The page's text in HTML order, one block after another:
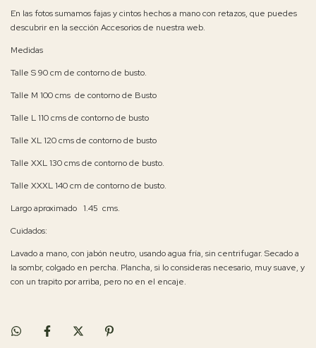
En las fotos sumamos fajas y cintos hechos a mano con retazos, que puedes
descubrir en la sección Accesorios de nuestra web.
Medidas
Talle S 90 cm de contorno de busto.
Talle M 100 cms de contorno de Busto
Talle L 110 cms de contorno de busto
Talle XL 120 cms de contorno de busto
Talle XXL 130 cms de contorno de busto.
Talle XXXL 140 cm de contorno de busto.
Largo aproximado 1.45 cms.
Cuidados:
Lavado a mano, con jabón neutro, usando agua fría, sin centrifugar. Secado a
la sombr, colgado en percha. Plancha, si lo consideras necesario, muy suave, y
con un trapito por arriba, pero no en el encaje.